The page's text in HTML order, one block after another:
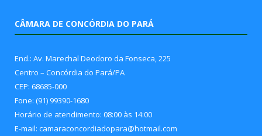
CÂMARA DE CONCÓRDIA DO PARÁ
End.: Av. Marechal Deodoro da Fonseca, 225
Centro – Concórdia do Pará/PA
CEP: 68685-000
Fone: (91) 99390-1680
Horário de atendimento: 08:00 às 14:00
E-mail: camaraconcordiadopara@hotmail.com